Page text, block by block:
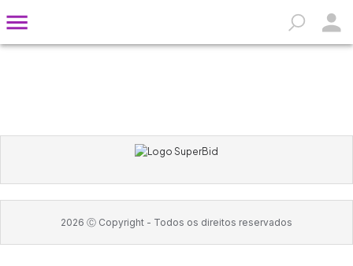
2026 Ⓒ Copyright - Todos os direitos reservados